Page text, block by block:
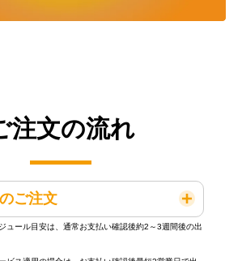
注文の流れ
ご注文
ュール目安は、通常お支払い確認後約2～3週間後の出